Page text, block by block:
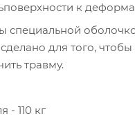
к
сделано для того,
травму.
- 110 кг